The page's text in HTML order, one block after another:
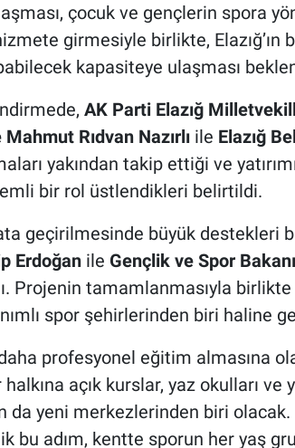
çocuk ve gençlerin spora
girmesiyle birlikte, Elazığ’ın
kapasiteye ulaşması
AK Parti Elazığ
Rıdvan Nazırlıile Elazığ
yakından takip ettiği ve
bir rol üstlendikleri belirtildi.
geçirilmesinde büyük destekleri
Erdoğanile Gençlik ve Spor
Projenin tamamlanmasıyla birlikte
spor şehirlerinden biri haline
profesyonel eğitim almasına
açık kurslar, yaz okulları ve
yeni merkezlerinden biri olacak.
bu adım, kentte sporun her yaş